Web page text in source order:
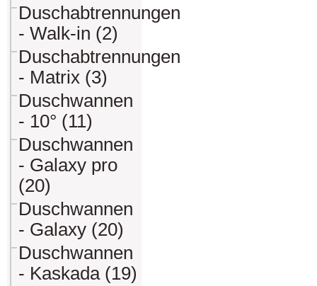
Duschabtrennungen
- Walk-in (2)
Duschabtrennungen
- Matrix (3)
Duschwannen
- 10° (11)
Duschwannen
- Galaxy pro
(20)
Duschwannen
- Galaxy (20)
Duschwannen
- Kaskada (19)